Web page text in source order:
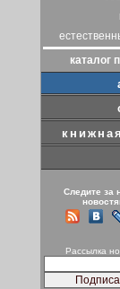
каталог
Следите за
Рассылка